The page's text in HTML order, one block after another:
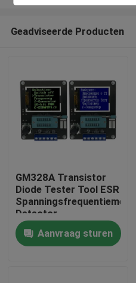
Thuis
Producten
Geadviseerde Producten
GM328A Transistor
Diode Tester Tool ESR
Spanningsfrequentiemeter
Detector
Aanvraag sturen